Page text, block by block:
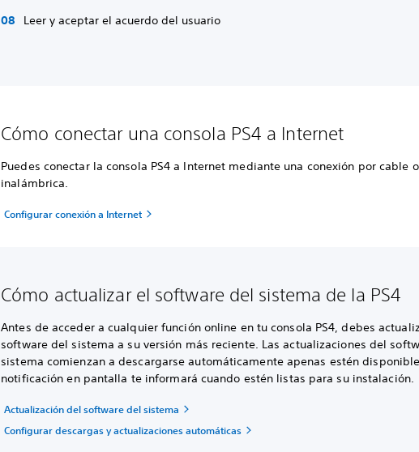
Leer y aceptar el acuerdo del usuario
Cómo conectar una consola PS4 a Internet
Puedes conectar la consola PS4 a Internet mediante una conexión por cable o
inalámbrica.
Configurar conexión a Internet
Cómo actualizar el software del sistema de la PS4
Antes de acceder a cualquier función online en tu consola PS4, debes
software del sistema a su versión más reciente. Las actualizaciones del
sistema comienzan a descargarse automáticamente apenas estén
notificación en pantalla te informará cuando estén listas para su instalación.
Actualización del software del sistema
Configurar descargas y actualizaciones automáticas